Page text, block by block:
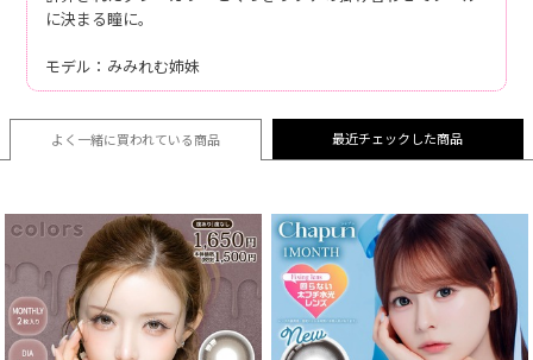
に決まる瞳に。
モデル：みみれむ姉妹
よく一緒に買われている商品 最近チェックした商品